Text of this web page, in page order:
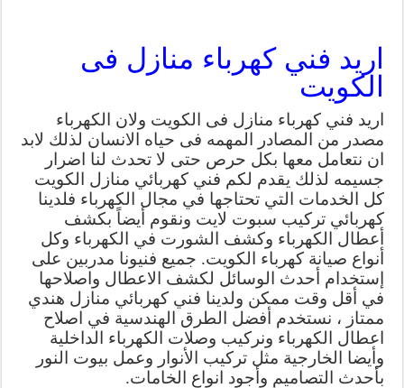
اريد فني كهرباء منازل فى
الكويت
اريد فني كهرباء منازل فى الكويت ولان الكهرباء
مصدر من المصادر المهمه فى حياه الانسان لذلك لابد
ان نتعامل معها بكل حرص حتى لا تحدث لنا اضرار
جسيمه لذلك يقدم لكم فني كهربائي منازل الكويت
كل الخدمات التي تحتاجها في مجال الكهرباء فلدينا
كهربائي تركيب سبوت لايت ونقوم أيضاً بكشف
أعطال الكهرباء وكشف الشورت في الكهرباء وكل
أنواع صيانة كهرباء الكويت. جميع فنيونا مدربين على
إستخدام أحدث الوسائل لكشف الاعطال واصلاحها
في أقل وقت ممكن ولدينا فني كهربائي منازل هندي
ممتاز ، نستخدم أفضل الطرق الهندسية في اصلاح
اعطال الكهرباء ونركيب وصلات الكهرباء الداخلية
وأيضا الخارجية مثل تركيب الأنوار وعمل بيوت النور
بأحدث التصاميم وأجود انواع الخامات.